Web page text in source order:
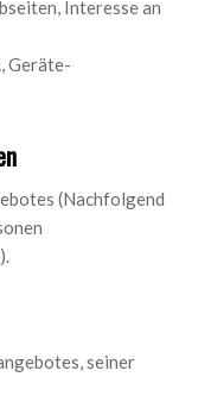
Interesse an
Geräte-
(Nachfolgend
seiner